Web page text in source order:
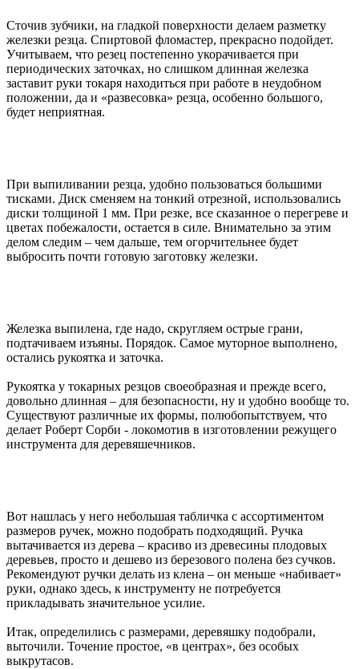
Сточив зубчики, на гладкой поверхности делаем разметку
железки резца. Спиртовой фломастер, прекрасно подойдет.
Учитываем, что резец постепенно укорачивается при
периодических заточках, но слишком длинная железка
заставит руки токаря находиться при работе в неудобном
положении, да и «развесовка» резца, особенно большого,
будет неприятная.
При выпиливании резца, удобно пользоваться большими
тисками. Диск сменяем на тонкий отрезной, использовались
диски толщиной 1 мм. При резке, все сказанное о перегреве и
цветах побежалости, остается в силе. Внимательно за этим
делом следим – чем дальше, тем огорчительнее будет
выбросить почти готовую заготовку железки.
Железка выпилена, где надо, скругляем острые грани,
подтачиваем изъяны. Порядок. Самое муторное выполнено,
остались рукоятка и заточка.
Рукоятка у токарных резцов своеобразная и прежде всего,
довольно длинная – для безопасности, ну и удобно вообще то.
Существуют различные их формы, полюбопытствуем, что
делает Роберт Сорби - локомотив в изготовлении режущего
инструмента для деревяшечников.
Вот нашлась у него небольшая табличка с ассортиментом
размеров ручек, можно подобрать подходящий. Ручка
вытачивается из дерева – красиво из древесины плодовых
деревьев, просто и дешево из березового полена без сучков.
Рекомендуют ручки делать из клена – он меньше «набивает»
руки, однако здесь, к инструменту не потребуется
прикладывать значительное усилие.
Итак, определились с размерами, деревяшку подобрали,
выточили. Точение простое, «в центрах», без особых
выкрутасов.